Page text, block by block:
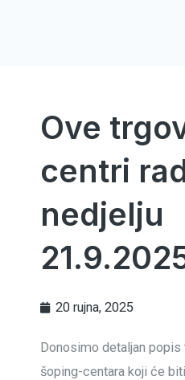
Ove
centri
nedjelju
20 rujna, 2025
Donosimo detaljan popis
šoping-centara koji će